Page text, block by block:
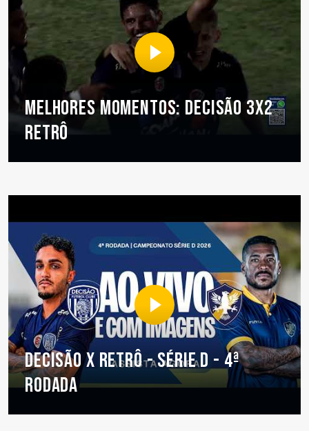
MELHORES MOMENTOS: DECISÃO 3X2
RETRÔ
DECISÃO X RETRÔ - SÉRIE D - 4ª
RODADA